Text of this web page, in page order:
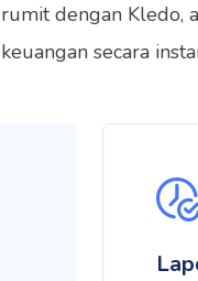
rumit dengan Kledo,
keuangan secara